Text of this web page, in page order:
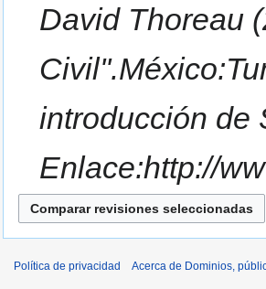
David Thoreau
introducción de
Enlace:http://
Política de privacidad Acerca de Dominios,